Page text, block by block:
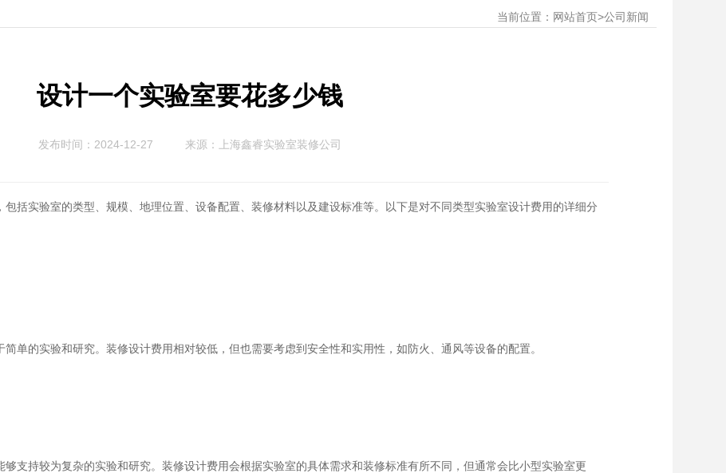
当前位置： 网站首页>公司新闻
设计一个实验室要花多少钱
发布时间：2024-12-27 来源： 上海鑫睿实验室装修公司
括实验室的类型、规模、地理位置、设备配置、装修材料以及建设标准等。以下是对不同类型实验室设计费用的详细分
简单的实验和研究。装修设计费用相对较低，但也需要考虑到安全性和实用性，如防火、通风等设备的配置。
够支持较为复杂的实验和研究。装修设计费用会根据实验室的具体需求和装修标准有所不同，但通常会比小型实验室更